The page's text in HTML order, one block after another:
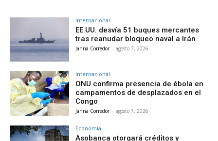
Internacional
EE.UU. desvía 51 buques mercantes
tras reanudar bloqueo naval a Irán
Janna Corredor - agosto 7, 2026
Internacional
ONU confirma presencia de ébola en
campamentos de desplazados en el
Congo
Janna Corredor - agosto 7, 2026
Economía
Asobanca otorgará créditos y